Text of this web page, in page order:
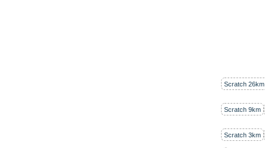
Scratch 26km
Scratch 9km
Scratch 3km